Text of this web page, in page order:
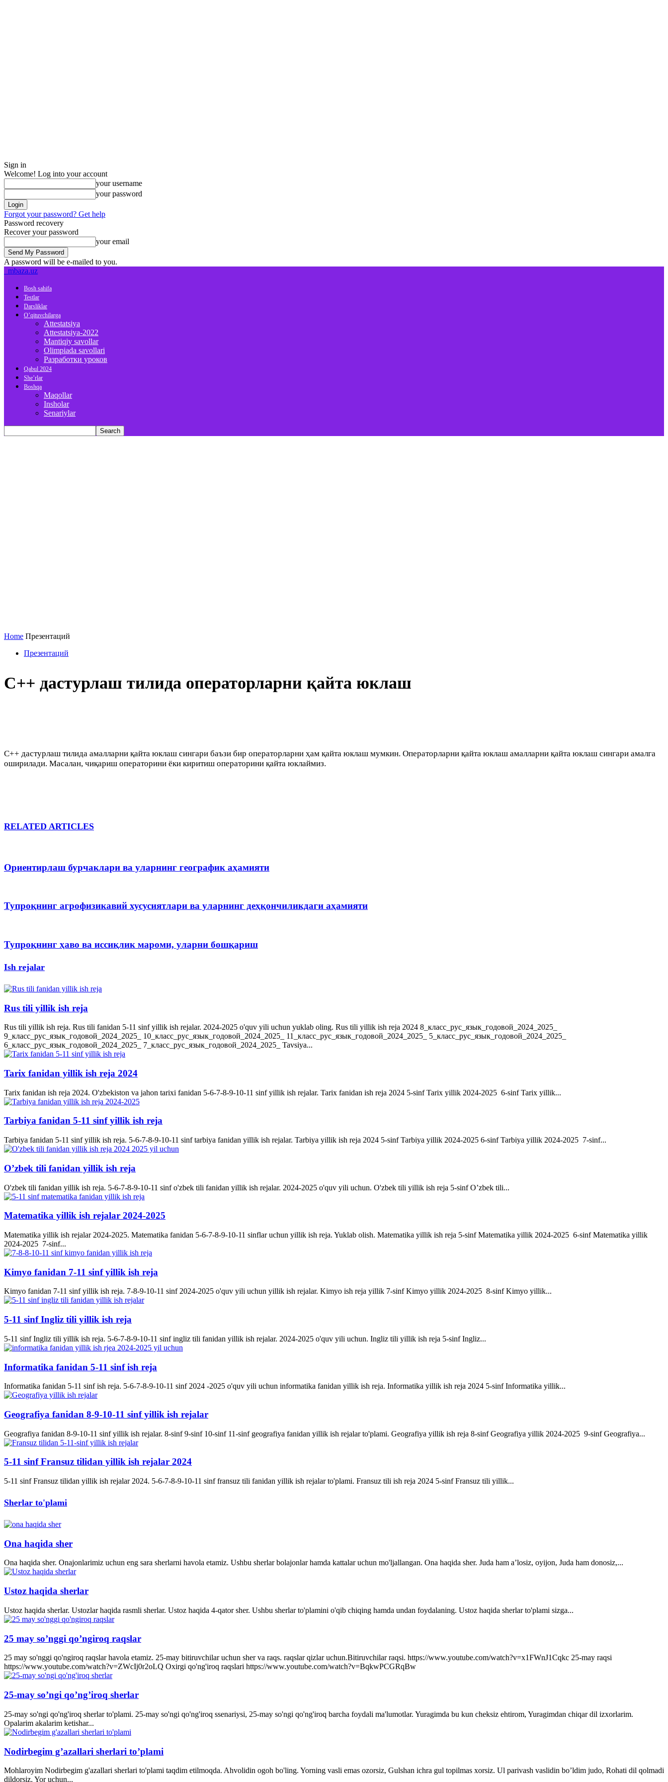
Sign in
Welcome! Log into your account
your username
your password
Forgot your password? Get help
Password recovery
Recover your password
your email
A password will be e-mailed to you.
mbaza.uz
Bosh sahifa
Testlar
Darsliklar
O’qituvchilarga
Attestatsiya
Attestatsiya-2022
Mantiqiy savollar
Olimpiada savollari
Разработки уроков
Qabul 2024
She’rlar
Boshqa
Maqollar
Insholar
Senariylar
Home Презентаций
Презентаций
C++ дастурлаш тилида операторларни қайта юклаш
C++ дастурлаш тилида амалларни қайта юклаш сингари баъзи бир операторларни ҳам қайта юклаш мумкин. Операторларни қайта юклаш амалларни қайта юклаш сингари амалга
оширилади. Масалан, чиқариш операторини ёки киритиш операторини қайта юклаймиз.
RELATED ARTICLES
Ориентирлаш бурчаклари ва уларнинг географик аҳамияти
Тупроқнинг агрофизикавий хусусиятлари ва уларнинг деҳқончиликдаги аҳамияти
Тупроқнинг ҳаво ва иссиқлик мароми, уларни бошқариш
Ish rejalar
Rus tili yillik ish reja
Rus tili yillik ish reja. Rus tili fanidan 5-11 sinf yillik ish rejalar. 2024-2025 o'quv yili uchun yuklab oling. Rus tili yillik ish reja 2024 8_класс_рус_язык_годовой_2024_2025_
9_класс_рус_язык_годовой_2024_2025_ 10_класс_рус_язык_годовой_2024_2025_ 11_класс_рус_язык_годовой_2024_2025_ 5_класс_рус_язык_годовой_2024_2025_
6_класс_рус_язык_годовой_2024_2025_ 7_класс_рус_язык_годовой_2024_2025_ Tavsiya...
Tarix fanidan yillik ish reja 2024
Tarix fanidan ish reja 2024. O'zbekiston va jahon tarixi fanidan 5-6-7-8-9-10-11 sinf yillik ish rejalar. Tarix fanidan ish reja 2024 5-sinf Tarix yillik 2024-2025 6-sinf Tarix yillik...
Tarbiya fanidan 5-11 sinf yillik ish reja
Tarbiya fanidan 5-11 sinf yillik ish reja. 5-6-7-8-9-10-11 sinf tarbiya fanidan yillik ish rejalar. Tarbiya yillik ish reja 2024 5-sinf Tarbiya yillik 2024-2025 6-sinf Tarbiya yillik 2024-2025 7-sinf...
O’zbek tili fanidan yillik ish reja
O'zbek tili fanidan yillik ish reja. 5-6-7-8-9-10-11 sinf o'zbek tili fanidan yillik ish rejalar. 2024-2025 o'quv yili uchun. O'zbek tili yillik ish reja 5-sinf O’zbek tili...
Matematika yillik ish rejalar 2024-2025
Matematika yillik ish rejalar 2024-2025. Matematika fanidan 5-6-7-8-9-10-11 sinflar uchun yillik ish reja. Yuklab olish. Matematika yillik ish reja 5-sinf Matematika yillik 2024-2025 6-sinf Matematika yillik
2024-2025 7-sinf...
Kimyo fanidan 7-11 sinf yillik ish reja
Kimyo fanidan 7-11 sinf yillik ish reja. 7-8-9-10-11 sinf 2024-2025 o'quv yili uchun yillik ish rejalar. Kimyo ish reja yillik 7-sinf Kimyo yillik 2024-2025 8-sinf Kimyo yillik...
5-11 sinf Ingliz tili yillik ish reja
5-11 sinf Ingliz tili yillik ish reja. 5-6-7-8-9-10-11 sinf ingliz tili fanidan yillik ish rejalar. 2024-2025 o'quv yili uchun. Ingliz tili yillik ish reja 5-sinf Ingliz...
Informatika fanidan 5-11 sinf ish reja
Informatika fanidan 5-11 sinf ish reja. 5-6-7-8-9-10-11 sinf 2024 -2025 o'quv yili uchun informatika fanidan yillik ish reja. Informatika yillik ish reja 2024 5-sinf Informatika yillik...
Geografiya fanidan 8-9-10-11 sinf yillik ish rejalar
Geografiya fanidan 8-9-10-11 sinf yillik ish rejalar. 8-sinf 9-sinf 10-sinf 11-sinf geografiya fanidan yillik ish rejalar to'plami. Geografiya yillik ish reja 8-sinf Geografiya yillik 2024-2025 9-sinf Geografiya...
5-11 sinf Fransuz tilidan yillik ish rejalar 2024
5-11 sinf Fransuz tilidan yillik ish rejalar 2024. 5-6-7-8-9-10-11 sinf fransuz tili fanidan yillik ish rejalar to'plami. Fransuz tili ish reja 2024 5-sinf Fransuz tili yillik...
Sherlar to'plami
Ona haqida sher
Ona haqida sher. Onajonlarimiz uchun eng sara sherlarni havola etamiz. Ushbu sherlar bolajonlar hamda kattalar uchun mo'ljallangan. Ona haqida sher. Juda ham a’losiz, oyijon, Juda ham donosiz,...
Ustoz haqida sherlar
Ustoz haqida sherlar. Ustozlar haqida rasmli sherlar. Ustoz haqida 4-qator sher. Ushbu sherlar to'plamini o'qib chiqing hamda undan foydalaning. Ustoz haqida sherlar to'plami sizga...
25 may so’nggi qo’ngiroq raqslar
25 may so'nggi qo'ngiroq raqslar havola etamiz. 25-may bitiruvchilar uchun sher va raqs. raqslar qizlar uchun.Bitiruvchilar raqsi. https://www.youtube.com/watch?v=x1FWnJ1Cqkc 25-may raqsi
https://www.youtube.com/watch?v=ZWcIj0r2oLQ Oxirgi qo'ng'iroq raqslari https://www.youtube.com/watch?v=BqkwPCGRqBw
25-may so’ngi qo’ng’iroq sherlar
25-may so'ngi qo'ng'iroq sherlar to'plami. 25-may so'ngi qo'ng'iroq ssenariysi, 25-may so'ngi qo'ng'iroq barcha foydali ma'lumotlar. Yuragimda bu kun cheksiz ehtirom, Yuragimdan chiqar dil izxorlarim.
Opalarim akalarim ketishar...
Nodirbegim g’azallari sherlari to’plami
Mohlaroyim Nodirbegim g'azallari sherlari to'plami taqdim etilmoqda. Ahvolidin ogoh bo'ling. Yorning vasli emas ozorsiz, Gulshan ichra gul topilmas xorsiz. Ul parivash vaslidin bo’ldim judo, Rohati dil qolmadi
dildorsiz. Yor uchun...